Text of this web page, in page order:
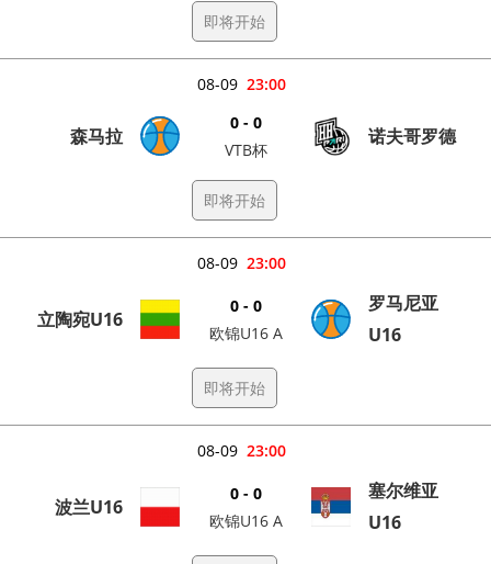
即将开始
23:00
08-09
森马拉
0 - 0
VTB杯
诺夫哥罗德
即将开始
23:00
08-09
立陶宛U16
0 - 0
欧锦U16 A
罗马尼亚
U16
即将开始
23:00
08-09
波兰U16
0 - 0
欧锦U16 A
塞尔维亚
U16